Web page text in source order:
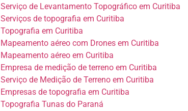
Serviço de Levantamento Topográfico em Curitiba
Serviços de topografia em Curitiba
Topografia em Curitiba
Mapeamento aéreo com Drones em Curitiba
Mapeamento aéreo em Curitiba
Empresa de medição de terreno em Curitiba
Serviço de Medição de Terreno em Curitiba
Empresas de topografia em Curitiba
Topografia Tunas do Paraná